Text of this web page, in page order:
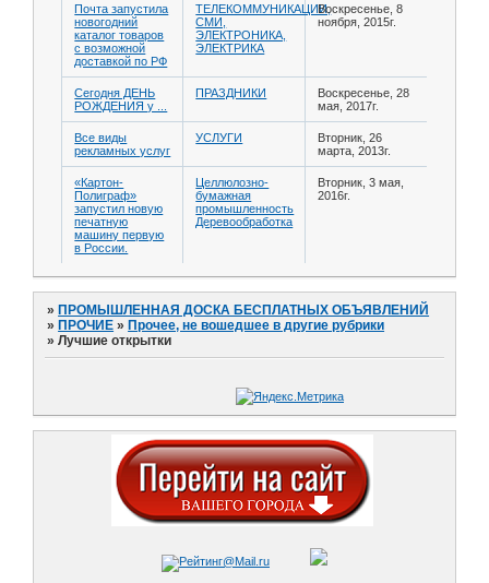
Почта запустила
новогодний
каталог товаров
с возможной
доставкой по РФ
ТЕЛЕКОММУНИКАЦИИ,
СМИ,
ЭЛЕКТРОНИКА,
ЭЛЕКТРИКА
Воскресенье, 8
ноября, 2015г.
Сегодня ДЕНЬ
РОЖДЕНИЯ у ...
ПРАЗДНИКИ
Воскресенье, 28
мая, 2017г.
Все виды
рекламных услуг
УСЛУГИ
Вторник, 26
марта, 2013г.
«Картон-
Полиграф»
запустил новую
печатную
машину первую
в России.
Целлюлозно-
бумажная
промышленность
Деревообработка
Вторник, 3 мая,
2016г.
» ПРОМЫШЛЕННАЯ ДОСКА БЕСПЛАТНЫХ ОБЪЯВЛЕНИЙ
» ПРОЧИЕ » Прочее, не вошедшее в другие рубрики
»Лучшие открытки